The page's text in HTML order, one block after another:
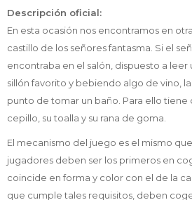
Descripción oficial:
En esta ocasión nos encontramos en
castillo de los señores fantasma. Si el
encontraba en el salón, dispuesto a leer
sillón favorito y bebiendo algo de vino,
punto de tomar un baño. Para ello tiene
cepillo, su toalla y su rana de goma.
El mecanismo del juego es el mismo
jugadores deben ser los primeros en
coincide en forma y color con el de la
que cumple tales requisitos, deben